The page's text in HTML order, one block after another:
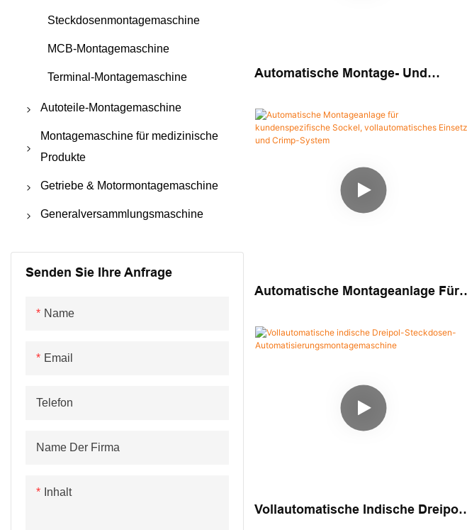
Steckdosenmontagemaschine
MCB-Montagemaschine
Terminal-Montagemaschine
Autoteile-Montagemaschine
Sicherheitsgurt-Montagemaschine
Montagemaschine für
Sicherheitsgurtschnallen
Montagemaschine für
Sicherungsmontagemaschine
Montagemaschine für medizinische
Produkte
Montagemaschine für biologische
medizinische Geräte
Getriebe & Motormontagemaschine
Motormontagemaschine
Montagemaschine für
Generalversammlungsmaschine
Automatische
Andere Montagemaschine
Senden Sie Ihre Anfrage
Name
Email
Telefon
Name Der Firma
Inhalt
Automatische Montage- Und
Kundenspezifische
Niederspannungsschalter
Automatische Montageanlage Für
Vollautomatisches Einsetz- Und
Crimp-System
Vollautomatische Indische Dreipol-